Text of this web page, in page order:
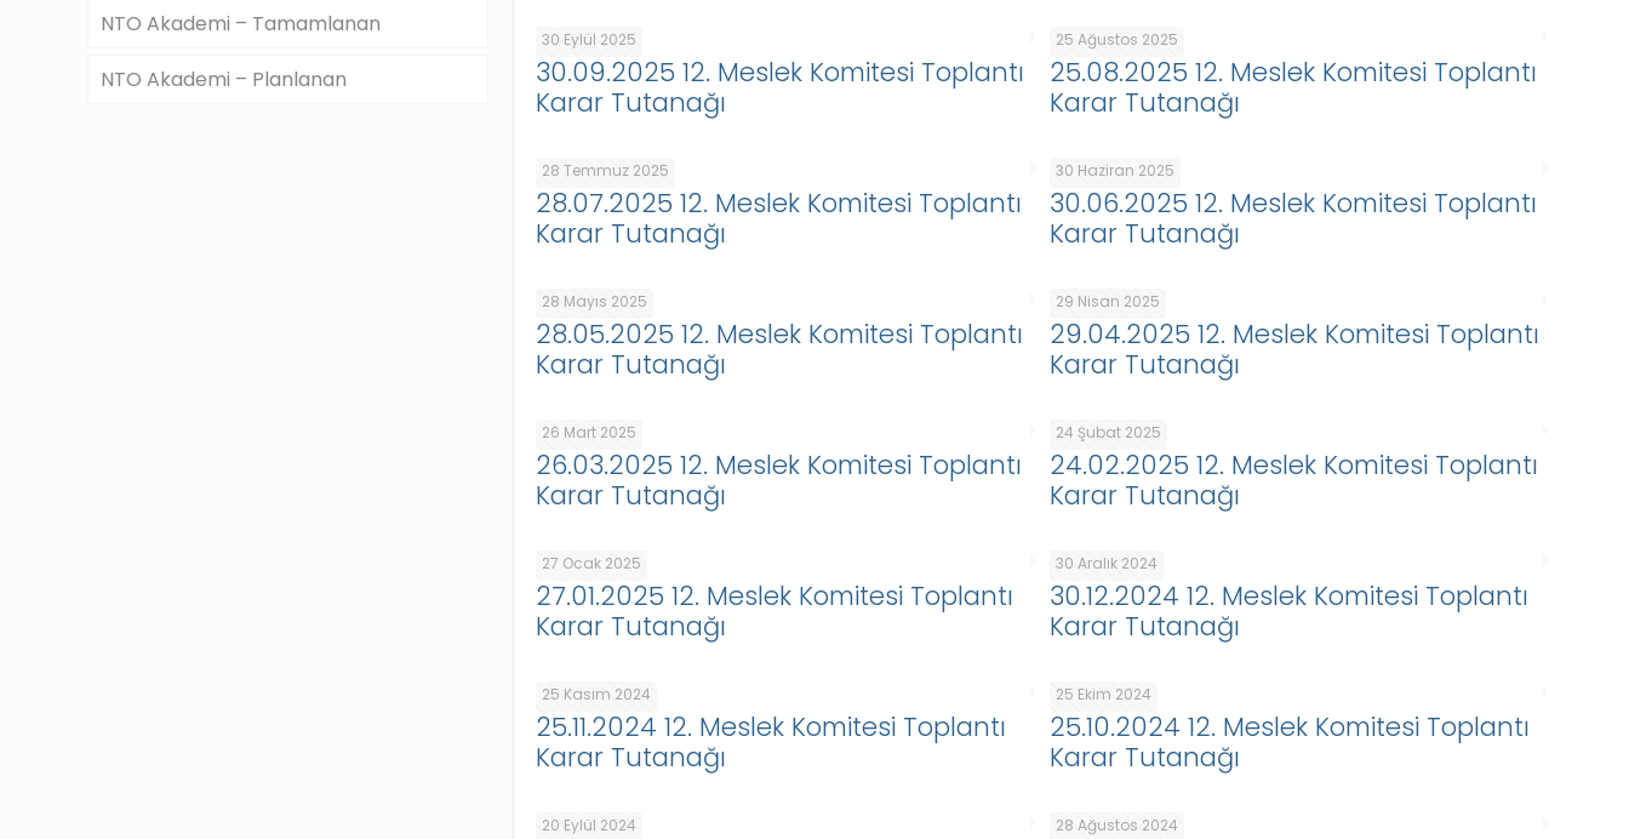
30 Eylül 2025
30.09.2025 12. Meslek Komitesi Toplantı
Karar Tutanağı
25 Ağustos 2025
25.08.2025 12. Meslek Komitesi Toplantı
Karar Tutanağı
28 Temmuz 2025
28.07.2025 12. Meslek Komitesi Toplantı
Karar Tutanağı
30 Haziran 2025
30.06.2025 12. Meslek Komitesi Toplantı
Karar Tutanağı
28 Mayıs 2025
28.05.2025 12. Meslek Komitesi Toplantı
Karar Tutanağı
29 Nisan 2025
29.04.2025 12. Meslek Komitesi Toplantı
Karar Tutanağı
26 Mart 2025
26.03.2025 12. Meslek Komitesi Toplantı
Karar Tutanağı
24 Şubat 2025
24.02.2025 12. Meslek Komitesi Toplantı
Karar Tutanağı
27 Ocak 2025
27.01.2025 12. Meslek Komitesi Toplantı
Karar Tutanağı
30 Aralık 2024
30.12.2024 12. Meslek Komitesi Toplantı
Karar Tutanağı
25 Kasım 2024
25.11.2024 12. Meslek Komitesi Toplantı
Karar Tutanağı
25 Ekim 2024
25.10.2024 12. Meslek Komitesi Toplantı
Karar Tutanağı
20 Eylül 2024 28 Ağustos 2024
NTO Akademi – Tamamlanan
NTO Akademi – Planlanan